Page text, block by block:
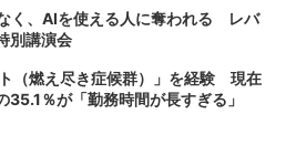
く、AIを使える人に奪われる レバ
別講演会
（燃え尽き症候群）」を経験 現在
35.1％が「勤務時間が長すぎる」